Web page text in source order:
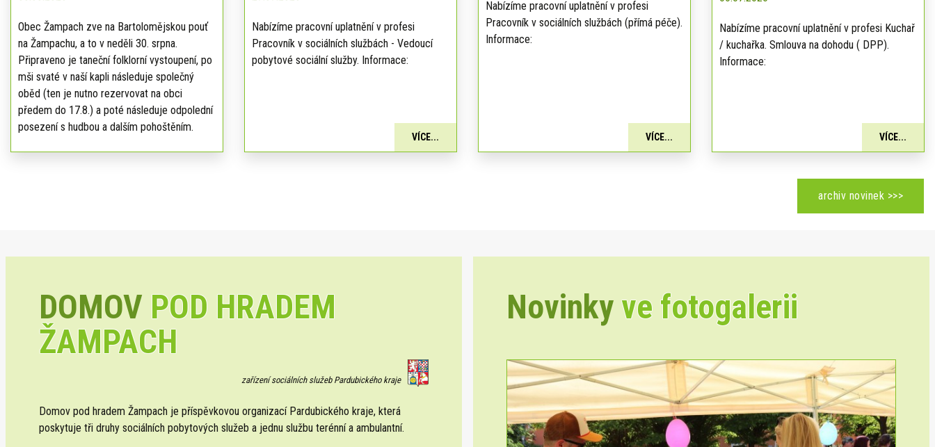
Obec Žampach zve na Bartolomějskou pouť
na Žampachu, a to v neděli 30. srpna.
Připraveno je taneční folklorní vystoupení, po
mši svaté v naší kapli následuje společný
oběd (ten je nutno rezervovat na obci
předem do 17.8.) a poté následuje odpolední
posezení s hudbou a dalším pohoštěním.
Nabízíme pracovní uplatnění v profesi
Pracovník v sociálních službách - Vedoucí
pobytové sociální služby. Informace:
VÍCE...
Nabízíme pracovní uplatnění v profesi
Pracovník v sociálních službách (přímá péče).
Informace:
VÍCE...
Nabízíme pracovní uplatnění v profesi Kuchař
/ kuchařka. Smlouva na dohodu ( DPP).
Informace:
VÍCE...
archiv novinek >>>
DOMOV POD HRADEM
ŽAMPACH
zařízení sociálních služeb Pardubického kraje
Domov pod hradem Žampach je příspěvkovou organizací Pardubického kraje, která
poskytuje tři druhy sociálních pobytových služeb a jednu službu terénní a ambulantní.
Novinkyve fotogalerii